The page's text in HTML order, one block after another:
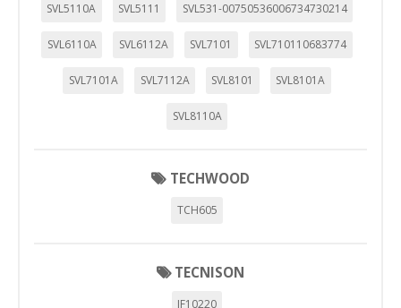
SVL5110A SVL5111 SVL531-00750536006734730214
SVL6110A SVL6112A SVL7101 SVL710110683774
SVL7101A SVL7112A SVL8101 SVL8101A
SVL8110A
TECHWOOD
TCH605
TECNISON
JF10220